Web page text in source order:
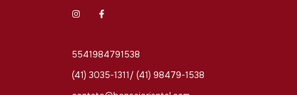
5541984791538
(41) 3035-1311/ (41) 98479-1538